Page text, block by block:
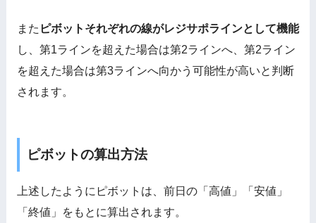
また ピボットそれぞれの線がレジサポラインとして機能
し、第1ラインを超えた場合は第2ラインへ、第2ライン
を超えた場合は第3ラインへ向かう可能性が高いと判断
されます。
ピボットの算出方法
上述したようにピボットは、前日の「高値」「安値」
「終値」をもとに算出されます。